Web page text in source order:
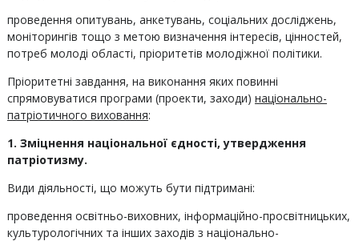
проведення опитувань, анкетувань, соціальних досліджень,
моніторингів тощо з метою визначення інтересів, цінностей,
потреб молоді області, пріоритетів молодіжної політики.
Пріоритетні завдання, на виконання яких повинні
спрямовуватися програми (проекти, заходи) національно-
патріотичного виховання:
1. Зміцнення національної єдності, утвердження
патріотизму.
Види діяльності, що можуть бути підтримані:
проведення освітньо-виховних, інформаційно-просвітницьких,
культурологічних та інших заходів з національно-